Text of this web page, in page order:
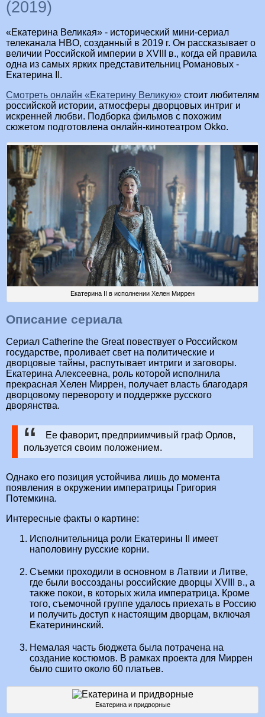
(2019)
«Екатерина Великая» - исторический мини-сериал
телеканала HBO, созданный в 2019 г. Он рассказывает о
величии Российской империи в XVIII в., когда ей правила
одна из самых ярких представительниц Романовых -
Екатерина II.
Смотреть онлайн «Екатерину Великую» стоит любителям
российской истории, атмосферы дворцовых интриг и
искренней любви. Подборка фильмов с похожим
сюжетом подготовлена онлайн-кинотеатром Okko.
Екатерина II в исполнении Хелен Миррен
Описание сериала
Сериал Catherine the Great повествует о Российском
государстве, проливает свет на политические и
дворцовые тайны, распутывает интриги и заговоры.
Екатерина Алексеевна, роль которой исполнила
прекрасная Хелен Миррен, получает власть благодаря
дворцовому перевороту и поддержке русского
дворянства.
Ее фаворит, предприимчивый граф Орлов,
пользуется своим положением.
Однако его позиция устойчива лишь до момента
появления в окружении императрицы Григория
Потемкина.
Интересные факты о картине:
Исполнительница роли Екатерины II имеет
наполовину русские корни.
Съемки проходили в основном в Латвии и Литве,
где были воссозданы российские дворцы XVIII в., а
также покои, в которых жила императрица. Кроме
того, съемочной группе удалось приехать в Россию
и получить доступ к настоящим дворцам, включая
Екатерининский.
Немалая часть бюджета была потрачена на
создание костюмов. В рамках проекта для Миррен
было сшито около 60 платьев.
Екатерина и придворные